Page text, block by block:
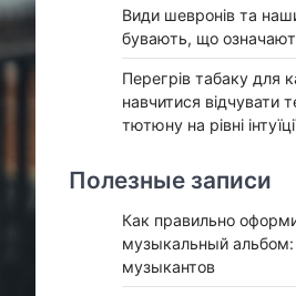
Види шевронів та
бувають, що
Перегрів табаку для
навчитися відчувати
тютюну на рівні
Полезные записи
Как правильно
музыкальный
музыкантов